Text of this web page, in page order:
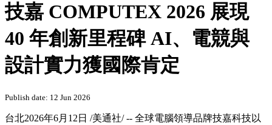
技嘉 COMPUTEX 2026 展現
40 年創新里程碑 AI、電競與
設計實力獲國際肯定
Publish date: 12 Jun 2026
台北2026年6月12日 /美通社/ -- 全球電腦領導品牌技嘉科技以